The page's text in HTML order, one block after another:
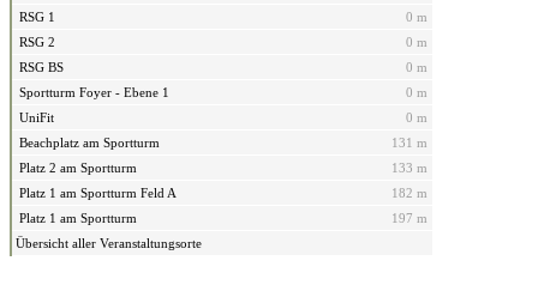
RSG 1
0 m
RSG 2
0 m
RSG BS
0 m
Sportturm Foyer - Ebene 1
0 m
UniFit
0 m
Beachplatz am Sportturm
131 m
Platz 2 am Sportturm
133 m
Platz 1 am Sportturm Feld A
182 m
Platz 1 am Sportturm
197 m
Übersicht aller Veranstaltungsorte